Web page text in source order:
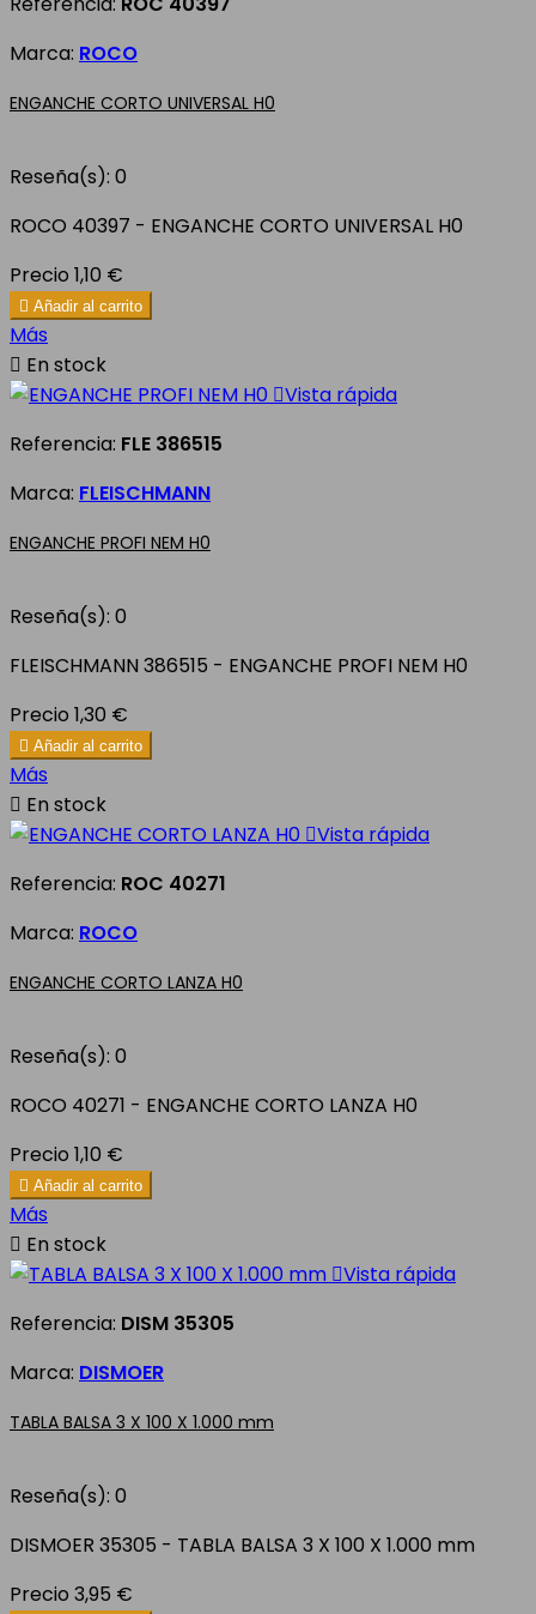
Marca: ROCO
ENGANCHE CORTO UNIVERSAL H0
Reseña(s): 0
ROCO 40397 - ENGANCHE CORTO UNIVERSAL H0
Precio 1,10 €
 Añadir al carrito
Más
 En stock
Vista rápida
Referencia: FLE 386515
Marca: FLEISCHMANN
ENGANCHE PROFI NEM H0
Reseña(s): 0
FLEISCHMANN 386515 - ENGANCHE PROFI NEM H0
Precio 1,30 €
 Añadir al carrito
Más
 En stock
Vista rápida
Referencia: ROC 40271
Marca: ROCO
ENGANCHE CORTO LANZA H0
Reseña(s): 0
ROCO 40271 - ENGANCHE CORTO LANZA H0
Precio 1,10 €
 Añadir al carrito
Más
 En stock
Vista rápida
Referencia: DISM 35305
Marca: DISMOER
TABLA BALSA 3 X 100 X 1.000 mm
Reseña(s): 0
DISMOER 35305 - TABLA BALSA 3 X 100 X 1.000 mm
Precio 3,95 €